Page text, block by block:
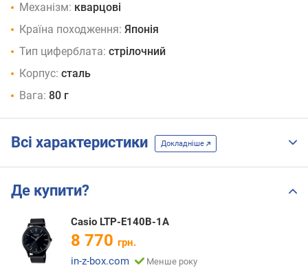
Механізм: кварцові
Країна походження: Японія
Тип циферблата: стрілочний
Корпус: сталь
Вага: 80 г
Всі характеристики Докладніше
Де купити?
Casio LTP-E140B-1A
8 770 грн.
in-z-box.com
Менше року